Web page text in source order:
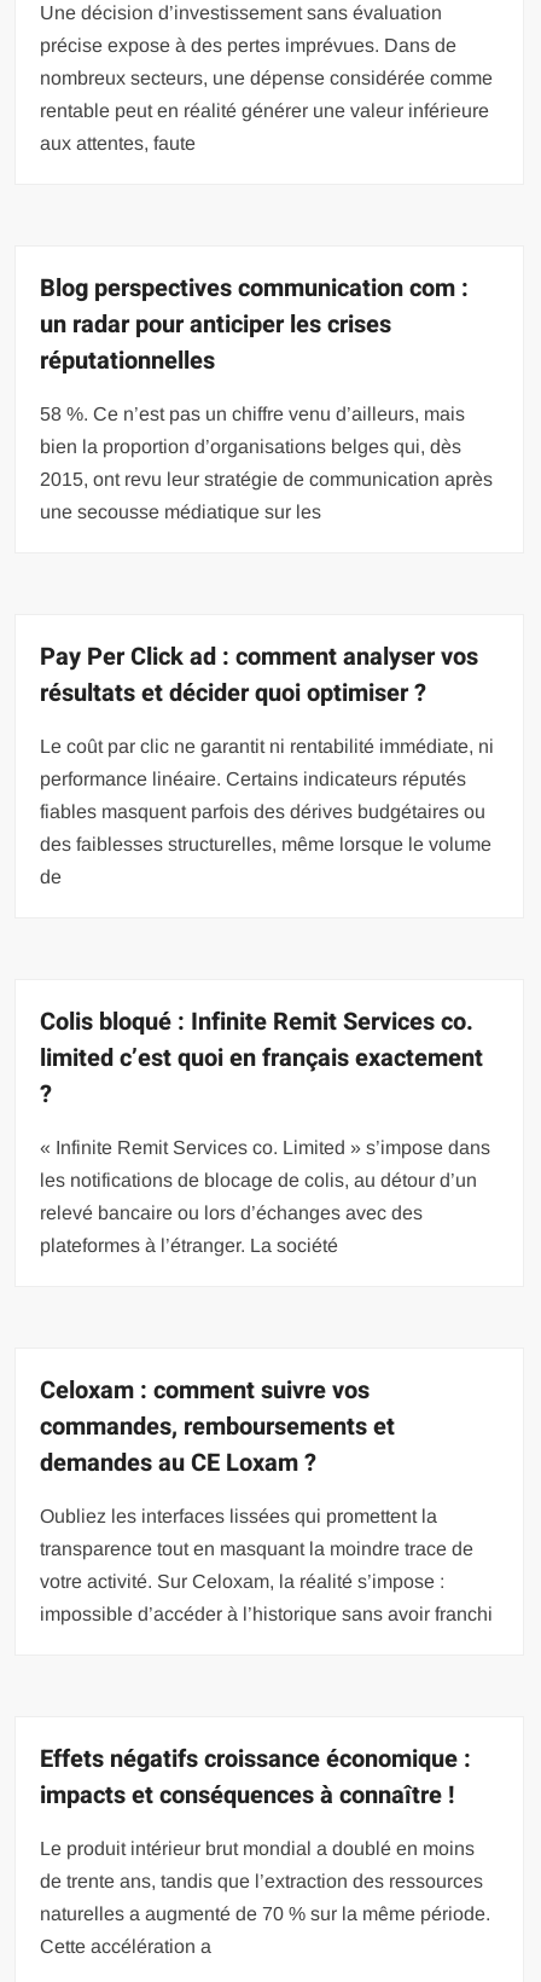
Une décision d’investissement sans évaluation
précise expose à des pertes imprévues. Dans de
nombreux secteurs, une dépense considérée comme
rentable peut en réalité générer une valeur inférieure
aux attentes, faute
Blog perspectives communication com :
un radar pour anticiper les crises
réputationnelles
58 %. Ce n’est pas un chiffre venu d’ailleurs, mais
bien la proportion d’organisations belges qui, dès
2015, ont revu leur stratégie de communication après
une secousse médiatique sur les
Pay Per Click ad : comment analyser vos
résultats et décider quoi optimiser ?
Le coût par clic ne garantit ni rentabilité immédiate, ni
performance linéaire. Certains indicateurs réputés
fiables masquent parfois des dérives budgétaires ou
des faiblesses structurelles, même lorsque le volume
de
Colis bloqué : Infinite Remit Services co.
limited c’est quoi en français exactement
?
« Infinite Remit Services co. Limited » s’impose dans
les notifications de blocage de colis, au détour d’un
relevé bancaire ou lors d’échanges avec des
plateformes à l’étranger. La société
Celoxam : comment suivre vos
commandes, remboursements et
demandes au CE Loxam ?
Oubliez les interfaces lissées qui promettent la
transparence tout en masquant la moindre trace de
votre activité. Sur Celoxam, la réalité s’impose :
impossible d’accéder à l’historique sans avoir franchi
Effets négatifs croissance économique :
impacts et conséquences à connaître !
Le produit intérieur brut mondial a doublé en moins
de trente ans, tandis que l’extraction des ressources
naturelles a augmenté de 70 % sur la même période.
Cette accélération a